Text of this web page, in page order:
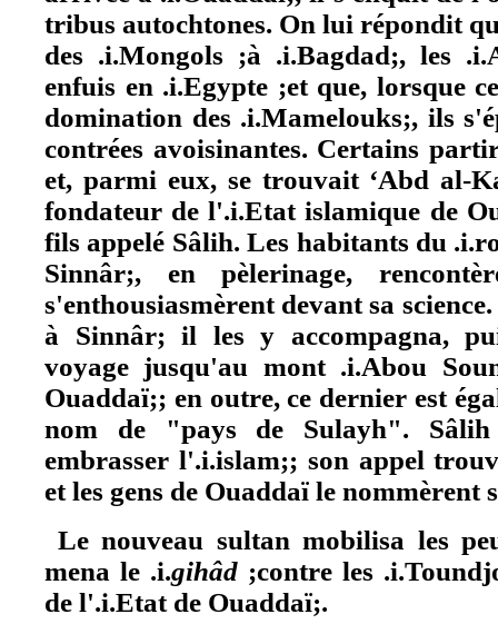
tribus autochtones. On lui répondit
des .i.Mongols ;à .i.Bagdad;, les
enfuis en .i.Egypte ;et que, lorsque
domination des .i.Mamelouks;, ils
contrées avoisinantes. Certains
et, parmi eux, se trouvait ‘Abd al-
fondateur de l'.i.Etat islamique de
fils appelé Sâlih. Les habitants du
Sinnâr;, en pèlerinage,
s'enthousiasmèrent devant sa
à Sinnâr; il les y accompagna,
voyage jusqu'au mont .i.Abou
Ouaddaï;; en outre, ce dernier est
nom de "pays de Sulayh".
embrasser l'.i.islam;; son appel
et les gens de Ouaddaï le nommèrent
Le nouveau sultan mobilisa les
mena le .i.gihâd ;contre les
de l'.i.Etat de Ouaddaï;.